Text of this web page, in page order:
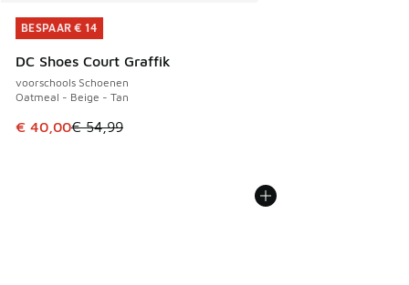
BESPAAR € 14
DC Shoes Court Graffik
voorschools Schoenen
Oatmeal - Beige - Tan
Dit artikel is in de uitverkoop. Dit artikel is in de
€ 40,00€ 54,99
BESPAAR € 14